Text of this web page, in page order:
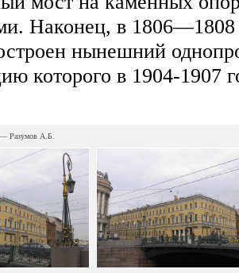
Наконец, в
нынешний
которого в 1904-1907
Разумов А.Б.